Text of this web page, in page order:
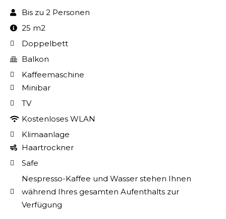
Bis zu 2 Personen
25 m2
Doppelbett
Balkon
Kaffeemaschine
Minibar
TV
Kostenloses WLAN
Klimaanlage
Haartrockner
Safe
Nespresso-Kaffee und Wasser stehen Ihnen
während Ihres gesamten Aufenthalts zur
Verfügung